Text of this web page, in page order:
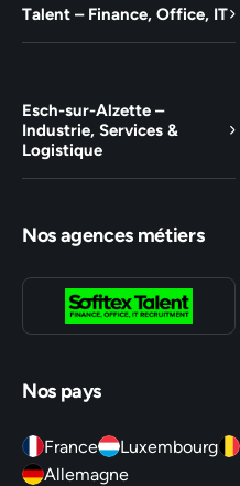
Talent – Finance, Office, IT
Esch-sur-Alzette –
Industrie, Services &
Logistique
Nos agences métiers
Nos pays
France Luxembourg
Allemagne